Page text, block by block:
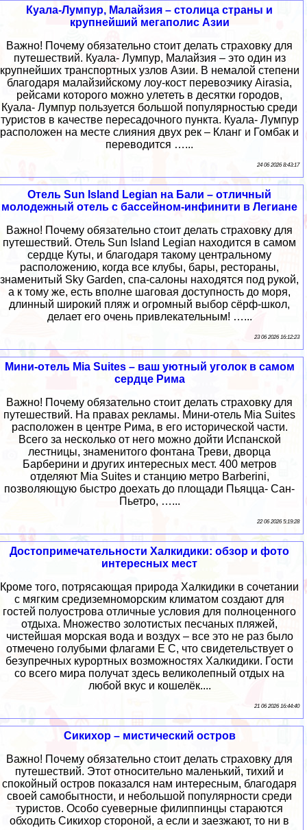
Куала-Лумпур, Малайзия – столица страны и
крупнейший мегаполис Азии
Важно! Почему обязательно стоит делать страховку для
путешествий. Куала- Лумпур, Малайзия – это один из
крупнейших транспортных узлов Азии. В немалой степени
благодаря малайзийскому лоу-кост перевозчику Airasia,
рейсами которого можно улететь в десятки городов,
Куала- Лумпур пользуется большой популярностью среди
туристов в качестве пересадочного пункта. Куала- Лумпур
расположен на месте слияния двух рек – Кланг и Гомбак и
переводится …...
24 06 2026 8:43:17
Отель Sun Island Legian на Бали – отличный
молодежный отель с бассейном-инфинити в Легиане
Важно! Почему обязательно стоит делать страховку для
путешествий. Отель Sun Island Legian находится в самом
сердце Куты, и благодаря такому центральному
расположению, когда все клубы, бары, рестораны,
знаменитый Sky Garden, спа-салоны находятся под рукой,
а к тому же, есть вполне шаговая доступность до моря,
длинный широкий пляж и огромный выбор сёрф-школ,
делает его очень привлекательным! …...
23 06 2026 16:12:23
Мини-отель Mia Suites – ваш уютный уголок в самом
сердце Рима
Важно! Почему обязательно стоит делать страховку для
путешествий. На правах рекламы. Мини-отель Mia Suites
расположен в центре Рима, в его исторической части.
Всего за несколько от него можно дойти Испанской
лестницы, знаменитого фонтана Треви, дворца
Барберини и других интересных мест. 400 метров
отделяют Mia Suites и станцию метро Barberini,
позволяющую быстро доехать до площади Пьяцца- Сан-
Пьетро, …...
22 06 2026 5:19:28
Достопримечательности Халкидики: обзор и фото
интересных мест
Кроме того, потрясающая природа Халкидики в сочетании
с мягким средиземноморским климатом создают для
гостей полуострова отличные условия для полноценного
отдыха. Множество золотистых песчаных пляжей,
чистейшая морская вода и воздух – все это не раз было
отмечено голубыми флагами Е С, что свидетельствует о
безупречных курортных возможностях Халкидики. Гости
со всего мира получат здесь великолепный отдых на
любой вкус и кошелёк....
21 06 2026 16:44:40
Сикихор – мистический остров
Важно! Почему обязательно стоит делать страховку для
путешествий. Этот относительно маленький, тихий и
спокойный остров показался нам интересным, благодаря
своей самобытности, и небольшой популярности среди
туристов. Особо суеверные филиппинцы стараются
обходить Сикихор стороной, а если и заезжают, то ни в